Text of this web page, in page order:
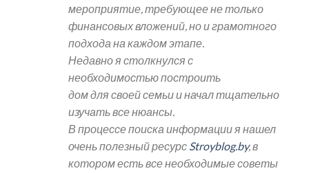
мероприятие, требующее не только
финансовых вложений, но и грамотного
подхода на каждом этапе.
Недавно я столкнулся с
необходимостью построить
дом для своей семьи и начал тщательно
изучать все нюансы.
В процессе поиска информации я нашел
очень полезный ресурс Stroyblog.by, в
котором есть все необходимые советы